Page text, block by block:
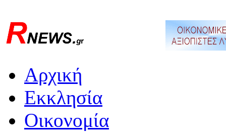
Αρχική
Εκκλησία
Οικονομία